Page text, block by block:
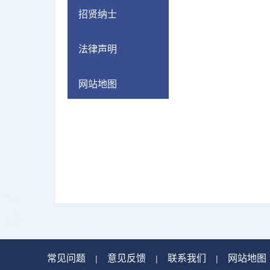
招贤纳士
法律声明
网站地图
常见问题 | 意见反馈 | 联系我们 | 网站地图